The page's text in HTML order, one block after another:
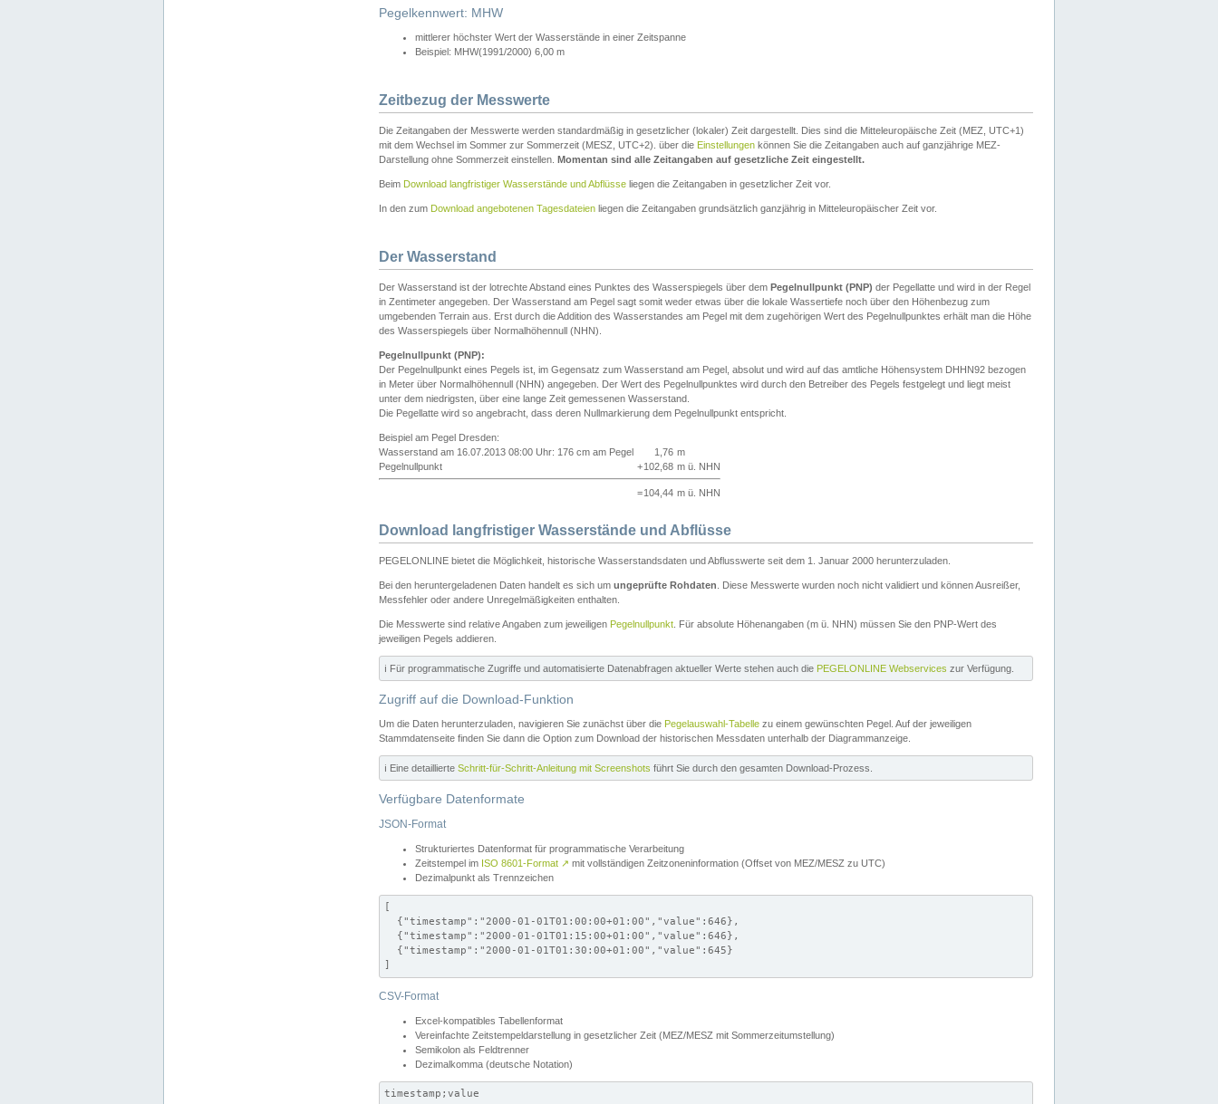
Pegelkennwert: MHW
mittlerer höchster Wert der Wasserstände in einer Zeitspanne
Beispiel: MHW(1991/2000) 6,00 m
Zeitbezug der Messwerte
Die Zeitangaben der Messwerte werden standardmäßig in gesetzlicher (lokaler) Zeit dargestellt. Dies sind die Mitteleuropäische Zeit (MEZ, UTC+1)
mit dem Wechsel im Sommer zur Sommerzeit (MESZ, UTC+2). über die Einstellungen können Sie die Zeitangaben auch auf ganzjährige MEZ-
Darstellung ohne Sommerzeit einstellen. Momentan sind alle Zeitangaben auf gesetzliche Zeit eingestellt.
Beim Download langfristiger Wasserstände und Abflüsse liegen die Zeitangaben in gesetzlicher Zeit vor.
In den zum Download angebotenen Tagesdateien liegen die Zeitangaben grundsätzlich ganzjährig in Mitteleuropäischer Zeit vor.
Der Wasserstand
Der Wasserstand ist der lotrechte Abstand eines Punktes des Wasserspiegels über dem Pegelnullpunkt (PNP) der Pegellatte und wird in der Regel
in Zentimeter angegeben. Der Wasserstand am Pegel sagt somit weder etwas über die lokale Wassertiefe noch über den Höhenbezug zum
umgebenden Terrain aus. Erst durch die Addition des Wasserstandes am Pegel mit dem zugehörigen Wert des Pegelnullpunktes erhält man die Höhe
des Wasserspiegels über Normalhöhennull (NHN).
Pegelnullpunkt (PNP):
Der Pegelnullpunkt eines Pegels ist, im Gegensatz zum Wasserstand am Pegel, absolut und wird auf das amtliche Höhensystem DHHN92 bezogen
in Meter über Normalhöhennull (NHN) angegeben. Der Wert des Pegelnullpunktes wird durch den Betreiber des Pegels festgelegt und liegt meist
unter dem niedrigsten, über eine lange Zeit gemessenen Wasserstand.
Die Pegellatte wird so angebracht, dass deren Nullmarkierung dem Pegelnullpunkt entspricht.
Beispiel am Pegel Dresden:
Wasserstand am 16.07.2013 08:00 Uhr: 176 cm am Pegel
1,76 m
Pegelnullpunkt
+102,68 m ü. NHN
=104,44 m ü. NHN
Download langfristiger Wasserstände und Abflüsse
PEGELONLINE bietet die Möglichkeit, historische Wasserstandsdaten und Abflusswerte seit dem 1. Januar 2000 herunterzuladen.
Bei den heruntergeladenen Daten handelt es sich um ungeprüfte Rohdaten . Diese Messwerte wurden noch nicht validiert und können Ausreißer,
Messfehler oder andere Unregelmäßigkeiten enthalten.
Die Messwerte sind relative Angaben zum jeweiligen Pegelnullpunkt . Für absolute Höhenangaben (m ü. NHN) müssen Sie den PNP-Wert des
jeweiligen Pegels addieren.
ℹ️ Für programmatische Zugriffe und automatisierte Datenabfragen aktueller Werte stehen auch die PEGELONLINE Webservices zur Verfügung.
Zugriff auf die Download-Funktion
Um die Daten herunterzuladen, navigieren Sie zunächst über die Pegelauswahl-Tabelle zu einem gewünschten Pegel. Auf der jeweiligen
Stammdatenseite finden Sie dann die Option zum Download der historischen Messdaten unterhalb der Diagrammanzeige.
ℹ️ Eine detaillierte Schritt-für-Schritt-Anleitung mit Screenshots führt Sie durch den gesamten Download-Prozess.
Verfügbare Datenformate
JSON-Format
Strukturiertes Datenformat für programmatische Verarbeitung
Zeitstempel im ISO 8601-Format ↗ mit vollständigen Zeitzoneninformation (Offset von MEZ/MESZ zu UTC)
Dezimalpunkt als Trennzeichen
[
  {"timestamp":"2000-01-01T01:00:00+01:00","value":646},
  {"timestamp":"2000-01-01T01:15:00+01:00","value":646},
  {"timestamp":"2000-01-01T01:30:00+01:00","value":645}
]
CSV-Format
Excel-kompatibles Tabellenformat
Vereinfachte Zeitstempeldarstellung in gesetzlicher Zeit (MEZ/MESZ mit Sommerzeitumstellung)
Semikolon als Feldtrenner
Dezimalkomma (deutsche Notation)
timestamp;value